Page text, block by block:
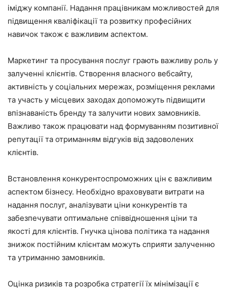
іміджу компанії. Надання працівникам можливостей для
підвищення кваліфікації та розвитку професійних
навичок також є важливим аспектом.​
Маркетинг та просування послуг грають важливу роль у
залученні клієнтів. Створення власного вебсайту,
активність у соціальних мережах, розміщення реклами
та участь у місцевих заходах допоможуть підвищити
впізнаваність бренду та залучити нових замовників.
Важливо також працювати над формуванням позитивної
репутації та отриманням відгуків від задоволених
клієнтів.​
Встановлення конкурентоспроможних цін є важливим
аспектом бізнесу. Необхідно враховувати витрати на
надання послуг, аналізувати ціни конкурентів та
забезпечувати оптимальне співвідношення ціни та
якості для клієнтів. Гнучка цінова політика та надання
знижок постійним клієнтам можуть сприяти залученню
та утриманню замовників.​
Оцінка ризиків та розробка стратегії їх мінімізації є